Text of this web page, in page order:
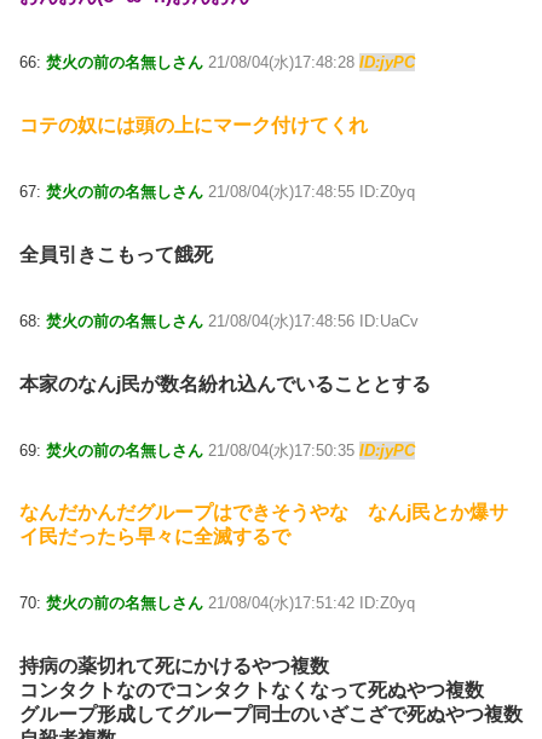
66: 焚火の前の名無しさん 21/08/04(水)17:48:28 ID:jyPC
コテの奴には頭の上にマーク付けてくれ
67: 焚火の前の名無しさん 21/08/04(水)17:48:55 ID:Z0yq
全員引きこもって餓死
68: 焚火の前の名無しさん 21/08/04(水)17:48:56 ID:UaCv
本家のなんj民が数名紛れ込んでいることとする
69: 焚火の前の名無しさん 21/08/04(水)17:50:35 ID:jyPC
なんだかんだグループはできそうやな なんj民とか爆サ
イ民だったら早々に全滅するで
70: 焚火の前の名無しさん 21/08/04(水)17:51:42 ID:Z0yq
持病の薬切れて死にかけるやつ複数
コンタクトなのでコンタクトなくなって死ぬやつ複数
グループ形成してグループ同士のいざこざで死ぬやつ複数